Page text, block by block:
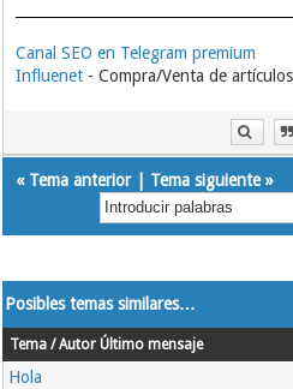
Canal SEO en Telegram premium
Influenet - Compra/Venta de
« Tema anterior| Tema siguiente»
Posibles temas similares…
Tema / Autor Último mensaje
Hola